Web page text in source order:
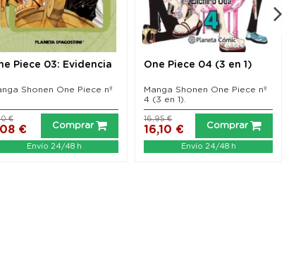
Piece 03: Evidencia
Shonen One Piece nº
€
€
Comprar
Envío 24/48 h
One Piece 04 (3 en 1)
Manga Shonen One Piece nº
4 (3 en 1).
16,10 €
16,95 €
Comprar
Envío 24/48 h